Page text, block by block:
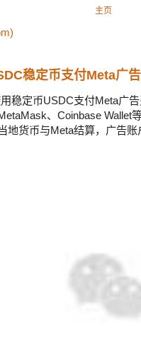
主页
稳定币支付Meta广
稳定币USDC支付Meta广
、Coinbase Wallet
地货币与Meta结算，广告